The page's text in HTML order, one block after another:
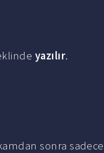
yazılır.
sonra